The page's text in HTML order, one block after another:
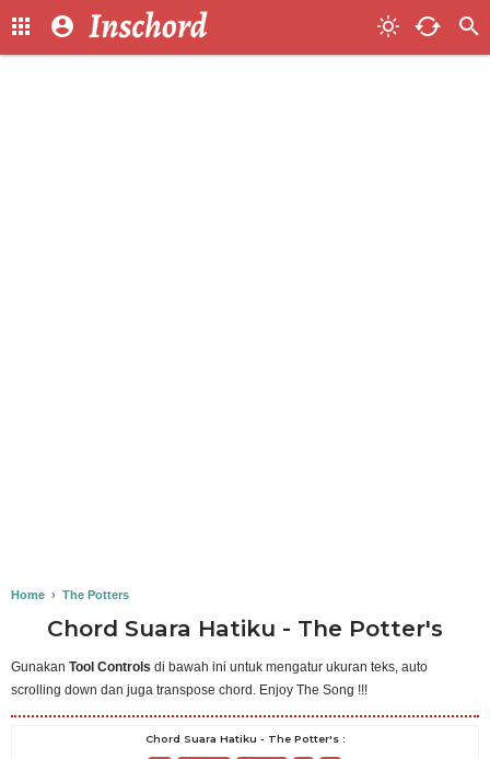
Home › The Potters
Chord Suara Hatiku - The Potter's
Gunakan Tool Controls di bawah ini untuk mengatur ukuran teks, auto
scrolling down dan juga transpose chord. Enjoy The Song !!!
Chord Suara Hatiku - The Potter's :